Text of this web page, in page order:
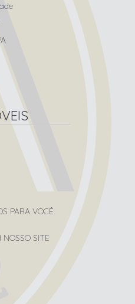
PARA VOCÊ
SITE